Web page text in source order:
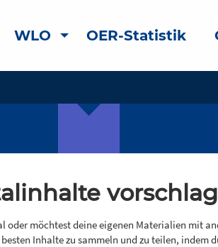
WLO OER-Statistik
oder möchtest deine eigenen Materialien mit
Inhalte zu sammeln und zu teilen, indem